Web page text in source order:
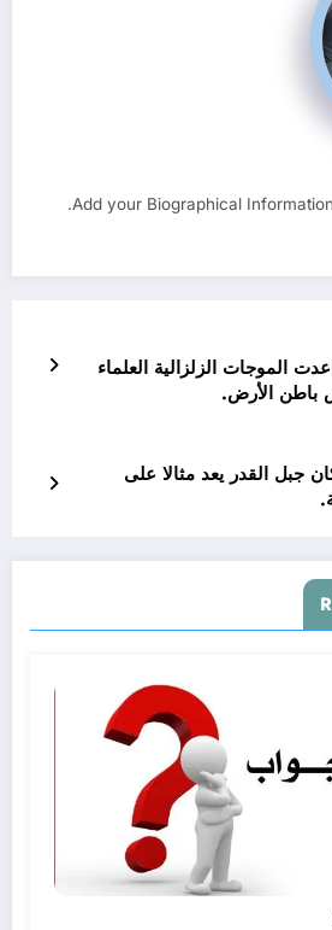
Add your Biographical
الموجات الزلزالية العلماء
باطن الأرض.
جبل القدر يعد مثالا على